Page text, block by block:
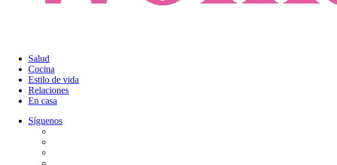
Salud
Cocina
Estilo de vida
Relaciones
En casa
Síguenos